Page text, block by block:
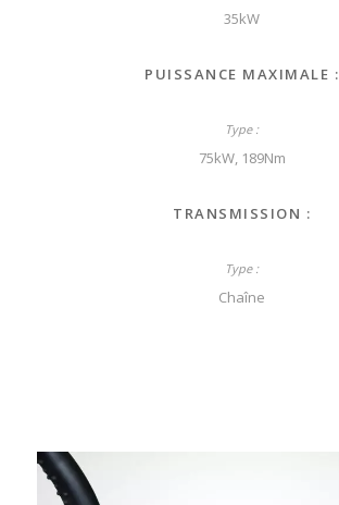
35kW
PUISSANCE MAXIMALE :
75kW, 189Nm
TRANSMISSION :
Chaîne